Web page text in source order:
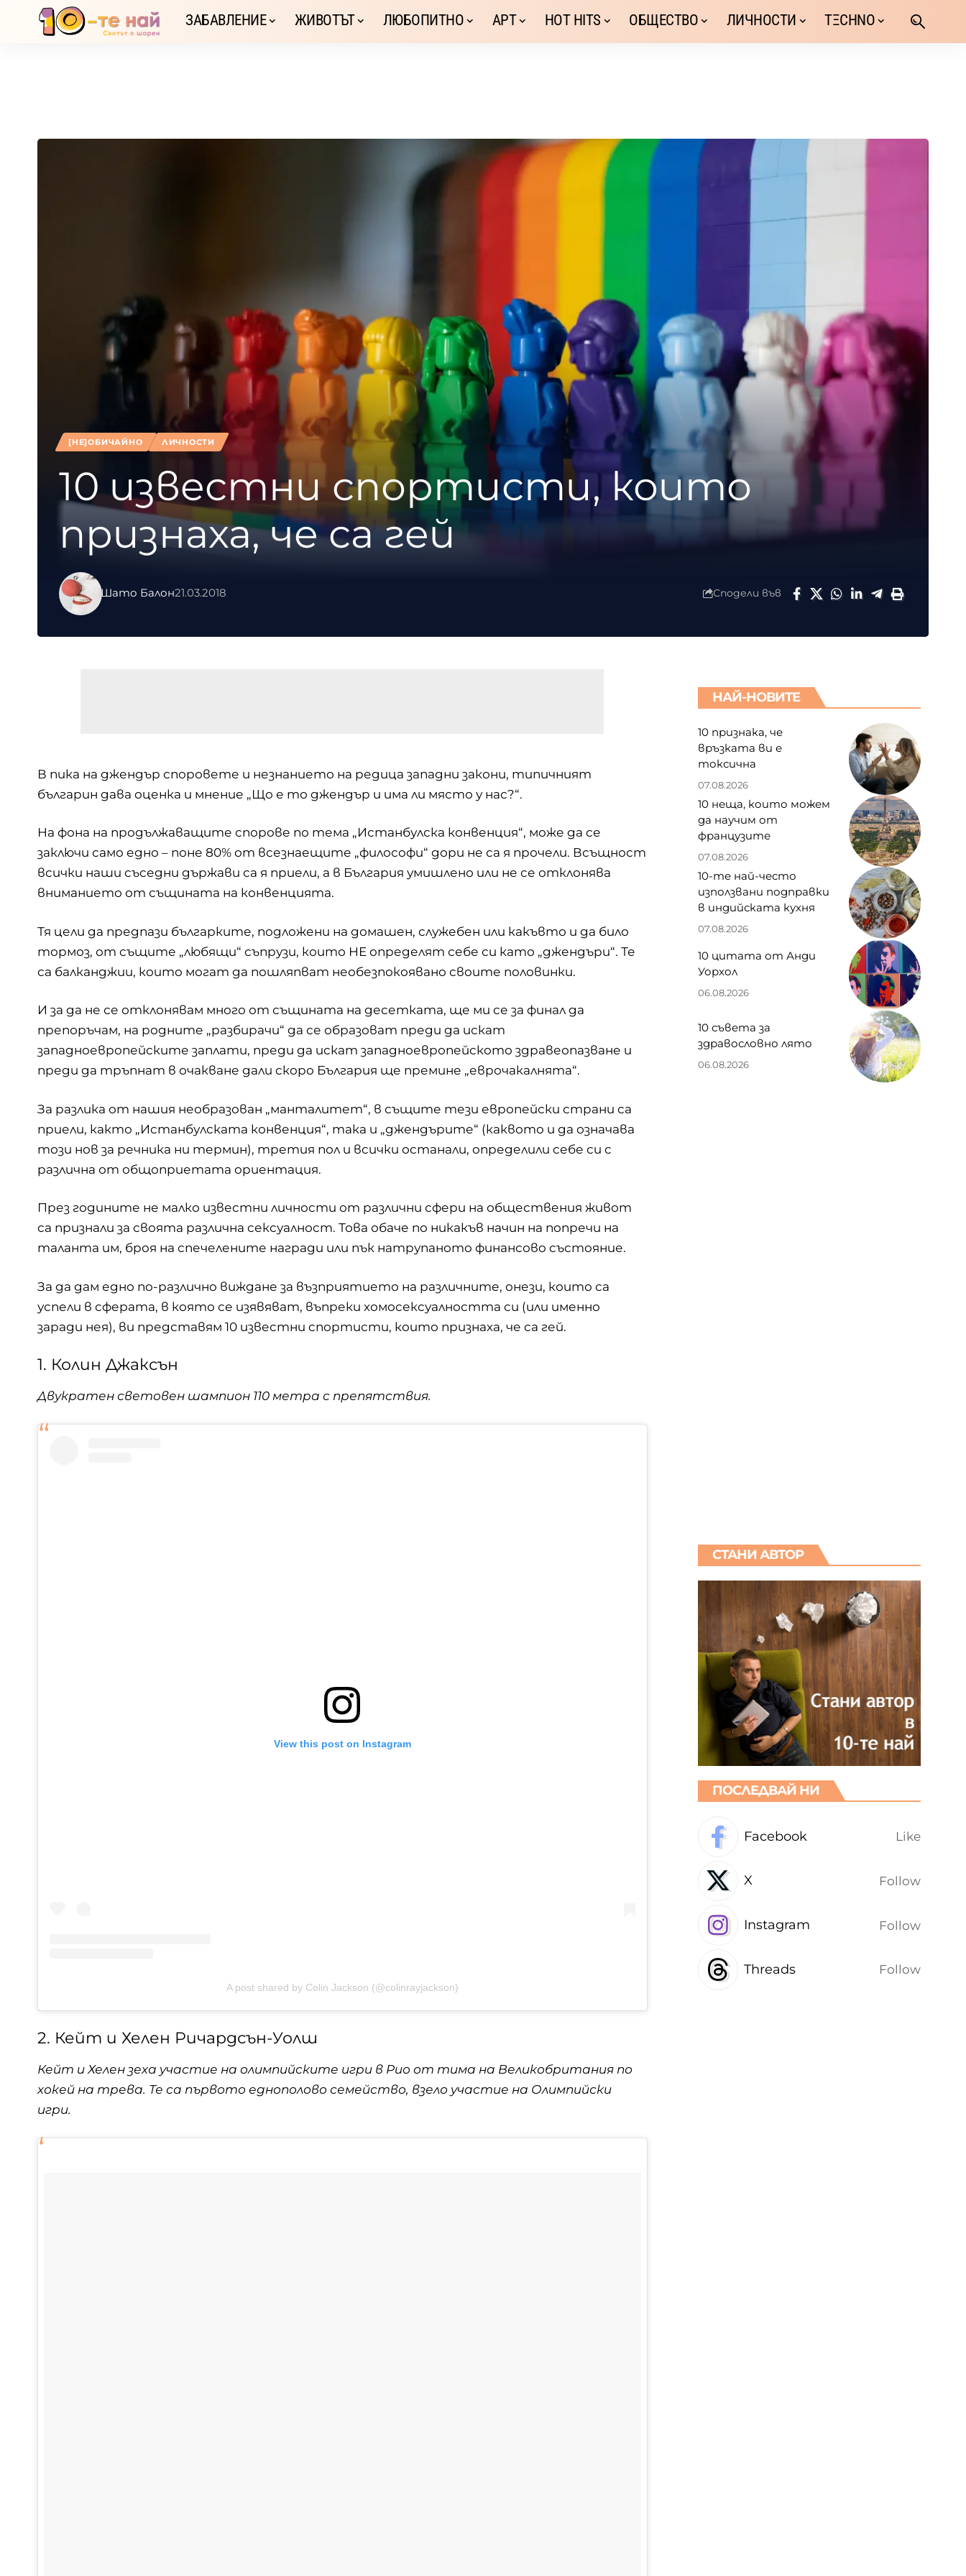
ЗАБАВЛЕНИЕ ЖИВОТЪТ ЛЮБОПИТНО АРТ HOT HITS ОБЩЕСТВО ЛИЧНОСТИ TΞCHNO
[НЕ]ОБИЧАЙНО ЛИЧНОСТИ
10 известни спортисти, които
признаха, че са гей
Шато Балон21.03.2018 Сподели във
В пика на джендър споровете и незнанието на редица западни закони, типичният
българин дава оценка и мнение „Що е то джендър и има ли място у нас?“.
На фона на продължаващите спорове по тема „Истанбулска конвенция“, може да се
заключи само едно – поне 80% от всезнаещите „философи“ дори не са я прочели. Всъщност
всички наши съседни държави са я приели, а в България умишлено или не се отклонява
вниманието от същината на конвенцията.
Тя цели да предпази българките, подложени на домашен, служебен или какъвто и да било
тормоз, от същите „любящи“ съпрузи, които НЕ определят себе си като „джендъри“. Те
са балканджии, които могат да пошляпват необезпокоявано своите половинки.
И за да не се отклонявам много от същината на десетката, ще ми се за финал да
препоръчам, на родните „разбирачи“ да се образоват преди да искат
западноевропейските заплати, преди да искат западноевропейското здравеопазване и
преди да тръпнат в очакване дали скоро България ще премине „еврочакалнята“.
За разлика от нашия необразован „манталитет“, в същите тези европейски страни са
приели, както „Истанбулската конвенция“, така и „джендърите“ (каквото и да означава
този нов за речника ни термин), третия пол и всички останали, определили себе си с
различна от общоприетата ориентация.
През годините не малко известни личности от различни сфери на обществения живот
са признали за своята различна сексуалност. Това обаче по никакъв начин на попречи на
таланта им, броя на спечелените награди или пък натрупаното финансово състояние.
За да дам едно по-различно виждане за възприятието на различните, онези, които са
успели в сферата, в която се изявяват, въпреки хомосексуалността си (или именно
заради нея), ви представям 10 известни спортисти, които признаха, че са гей.
1. Колин Джаксън
Двукратен световен шампион 110 метра с препятствия.
View this post on Instagram
A post shared by Colin Jackson (@colinrayjackson)
2. Кейт и Хелен Ричардсън-Уолш
Кейт и Хелен зеха участие на олимпийските игри в Рио от тима на Великобритания по
хокей на трева. Те са първото еднополово семейство, взело участие на Олимпийски
игри.
НАЙ-НОВИТЕ
10 признака, че
връзката ви е
токсична
07.08.2026
10 неща, които можем
да научим от
французите
07.08.2026
10-те най-често
използвани подправки
в индийската кухня
07.08.2026
10 цитата от Анди
Уорхол
06.08.2026
10 съвета за
здравословно лято
06.08.2026
СТАНИ АВТОР
ПОСЛЕДВАЙ НИ
Facebook Like
X Follow
Instagram Follow
Threads Follow